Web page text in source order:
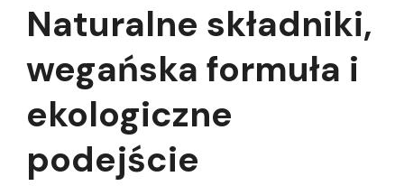
Naturalne składniki,
wegańska formuła i
ekologiczne
podejście